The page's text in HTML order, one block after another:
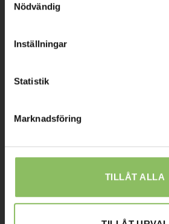
Nödvändig
Inställningar
Statistik
Marknadsföring
TILLÅT ALLA
Leverans
Reklamation
Sommaröppettider:
Övriga dagar har vi stängt.